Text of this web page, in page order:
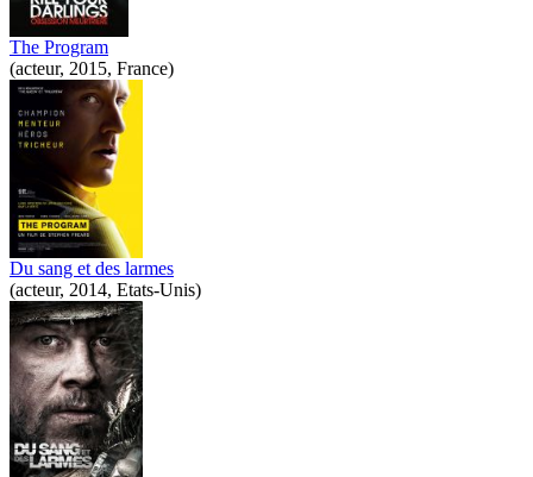
The Program
(acteur, 2015, France)
Du sang et des larmes
(acteur, 2014, Etats-Unis)